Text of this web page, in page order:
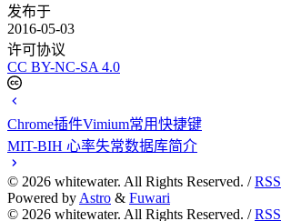
发布于
2016-05-03
许可协议
CC BY-NC-SA 4.0
Chrome插件Vimium常用快捷键
MIT-BIH 心率失常数据库简介
© 2026 whitewater. All Rights Reserved. /RSS
Powered by Astro & Fuwari
© 2026 whitewater. All Rights Reserved. /RSS